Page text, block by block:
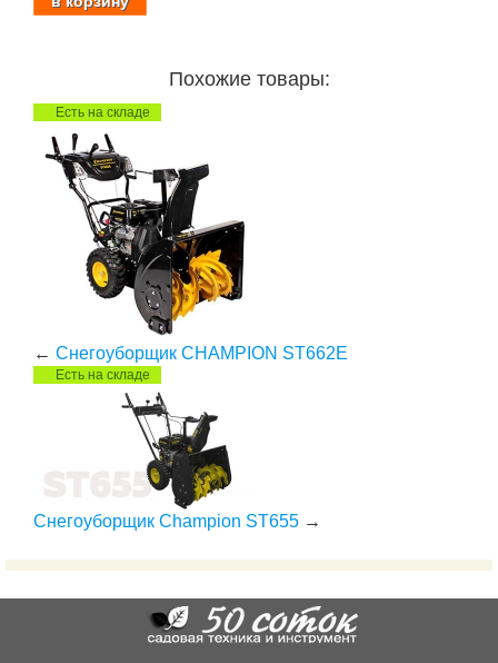
Похожие товары:
Есть на складе
← Снегоуборщик CHAMPION ST662E
Есть на складе
Снегоуборщик Champion ST655 →